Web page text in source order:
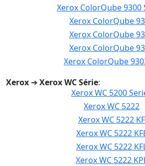
Xerox ColorQube 9300
Xerox ColorQube
Xerox ColorQube
Xerox ColorQube
Xerox ColorQube
Xerox ➔Xerox WC Série:
Xerox WC 5200
Xerox WC 5222
Xerox WC 5222 KF
Xerox WC 5222
Xerox WC 5222
Xerox WC 5222